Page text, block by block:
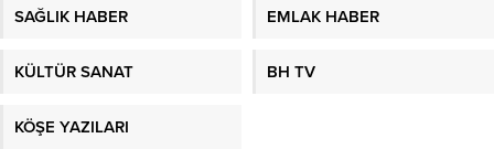
SAĞLIK HABER EMLAK HABER
KÜLTÜR SANAT BH TV
KÖŞE YAZILARI